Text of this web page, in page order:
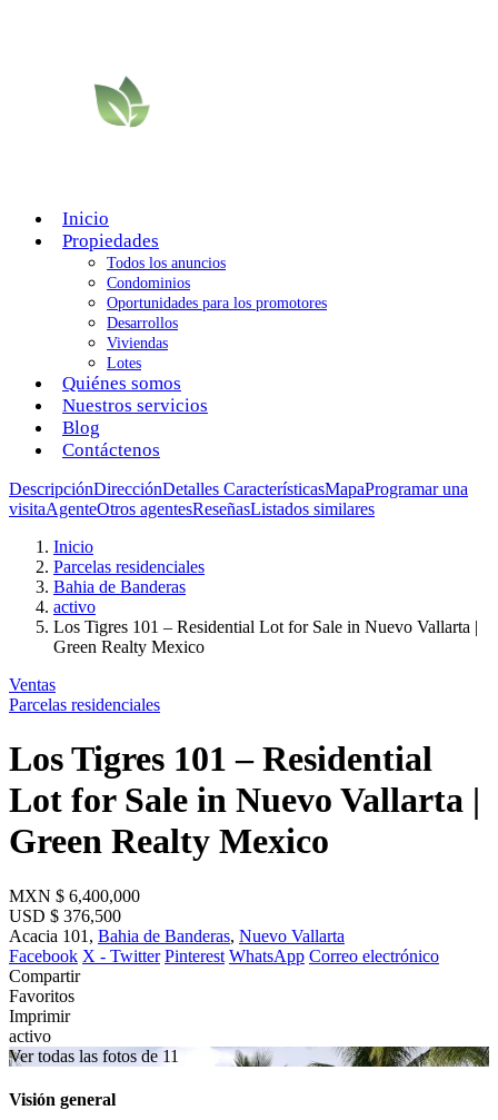
Inicio
Propiedades
Todos los anuncios
Condominios
Oportunidades para los promotores
Desarrollos
Viviendas
Lotes
Quiénes somos
Nuestros servicios
Blog
Contáctenos
DescripciónDirecciónDetalles CaracterísticasMapaProgramar una
visitaAgenteOtros agentesReseñasListados similares
Inicio
Parcelas residenciales
Bahia de Banderas
activo
Los Tigres 101 – Residential Lot for Sale in Nuevo Vallarta |
Green Realty Mexico
Ventas
Parcelas residenciales
Los Tigres 101 – Residential
Lot for Sale in Nuevo Vallarta |
Green Realty Mexico
MXN $ 6,400,000
USD $ 376,500
Acacia 101, Bahia de Banderas, Nuevo Vallarta
Facebook X - Twitter Pinterest WhatsApp Correo electrónico
Compartir
Favoritos
Imprimir
activo
Ver todas las fotos de 11
Visión general